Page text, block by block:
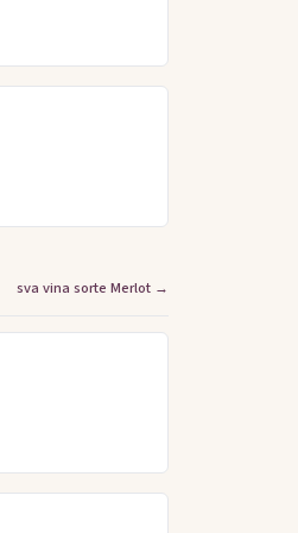
sva vina sorte Merlot →